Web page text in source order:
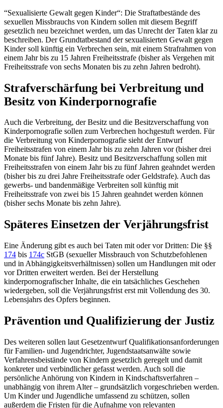
“Sexualisierte Gewalt gegen Kinder“: Die Straftatbestände des
sexuellen Missbrauchs von Kindern sollen mit diesem Begriff
gesetzlich neu bezeichnet werden, um das Unrecht der Taten klar zu
beschreiben. Der Grundtatbestand der sexualisierten Gewalt gegen
Kinder soll künftig ein Verbrechen sein, mit einem Strafrahmen von
einem Jahr bis zu 15 Jahren Freiheitsstrafe (bisher als Vergehen mit
Freiheitsstrafe von sechs Monaten bis zu zehn Jahren bedroht).
Strafverschärfung bei Verbreitung und
Besitz von Kinderpornografie
Auch die Verbreitung, der Besitz und die Besitzverschaffung von
Kinderpornografie sollen zum Verbrechen hochgestuft werden. Für
die Verbreitung von Kinderpornografie sieht der Entwurf
Freiheitsstrafen von einem Jahr bis zu zehn Jahren vor (bisher drei
Monate bis fünf Jahre). Besitz und Besitzverschaffung sollen mit
Freiheitsstrafen von einem Jahr bis zu fünf Jahren geahndet werden
(bisher bis zu drei Jahre Freiheitsstrafe oder Geldstrafe). Auch das
gewerbs- und bandenmäßige Verbreiten soll künftig mit
Freiheitsstrafe von zwei bis 15 Jahren geahndet werden können
(bisher sechs Monate bis zehn Jahre).
Späteres Einsetzen der Verjährungsfrist
Eine Änderung gibt es auch bei Taten mit oder vor Dritten: Die §§
174 bis 174c StGB (sexueller Missbrauch von Schutzbefohlenen
und in Abhängigkeitsverhältnissen) sollen um Handlungen mit oder
vor Dritten erweitert werden. Bei der Herstellung
kinderpornografischer Inhalte, die ein tatsächliches Geschehen
wiedergeben, soll die Verjährungsfrist erst mit Vollendung des 30.
Lebensjahrs des Opfers beginnen.
Prävention und Qualifizierung der Justiz
Des weiteren sollen laut Gesetzentwurf Qualifikationsanforderungen
für Familien- und Jugendrichter, Jugendstaatsanwälte sowie
Verfahrensbeistände von Kindern gesetzlich geregelt und damit
konkreter und verbindlicher gefasst werden. Auch soll die
persönliche Anhörung von Kindern in Kindschaftsverfahren –
unabhängig von ihrem Alter – grundsätzlich vorgeschrieben werden.
Um Kinder und Jugendliche umfassend zu schützen, sollen
außerdem die Fristen für die Aufnahme von relevanten